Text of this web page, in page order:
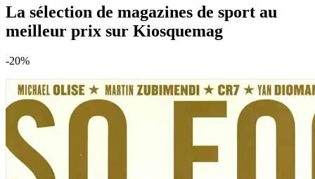
La sélection de magazines de sport au
meilleur prix sur Kiosquemag
-20%